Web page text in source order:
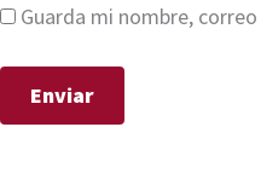
Guarda mi nombre,